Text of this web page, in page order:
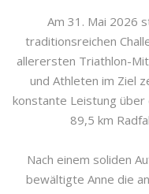
Am 31. Mai 2026
traditionsreichen
allerersten Triathlon-
und Athleten im Ziel
konstante Leistung über
89,5 km
Nach einem soliden
bewältigte Anne die